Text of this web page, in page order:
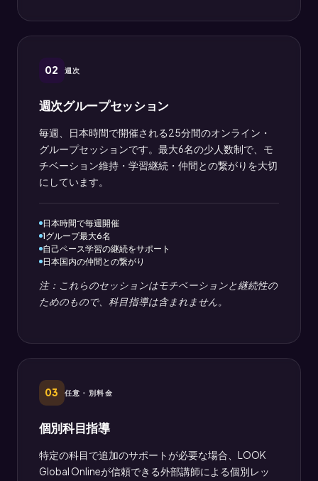
02 週次
週次グループセッション
毎週、日本時間で開催される25分間のオンライン・
グループセッションです。最大6名の少人数制で、モ
チベーション維持・学習継続・仲間との繋がりを大切
にしています。
日本時間で毎週開催
1グループ最大6名
自己ペース学習の継続をサポート
日本国内の仲間との繋がり
注：これらのセッションはモチベーションと継続性の
ためのもので、科目指導は含まれません。
03 任意・別料金
個別科目指導
特定の科目で追加のサポートが必要な場合、LOOK
Global Onlineが信頼できる外部講師による個別レッ